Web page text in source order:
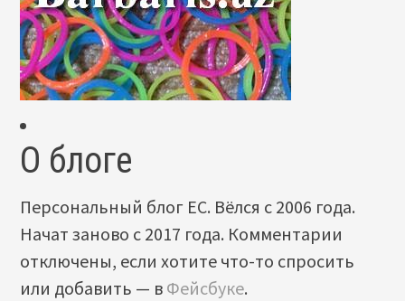
О блоге
Персональный блог ЕС. Вёлся с 2006 года.
Начат заново с 2017 года. Комментарии
отключены, если хотите что-то спросить
или добавить — в Фейсбуке.